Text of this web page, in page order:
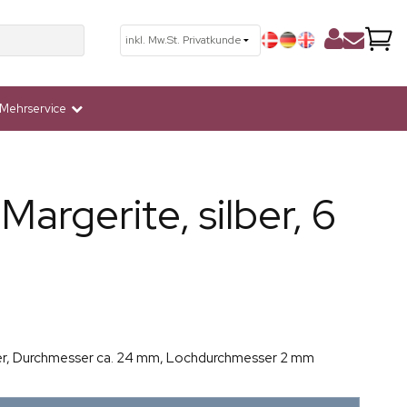
Mehrservice
silber, 6
Durchmesser ca. 24 mm, Lochdurchmesser 2 mm